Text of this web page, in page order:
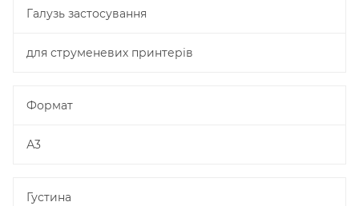
Галузь застосування
для струменевих принтерів
Формат
А3
Густина